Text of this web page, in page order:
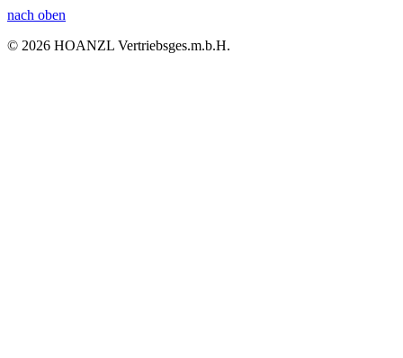
nach oben
© 2026 HOANZL Vertriebsges.m.b.H.